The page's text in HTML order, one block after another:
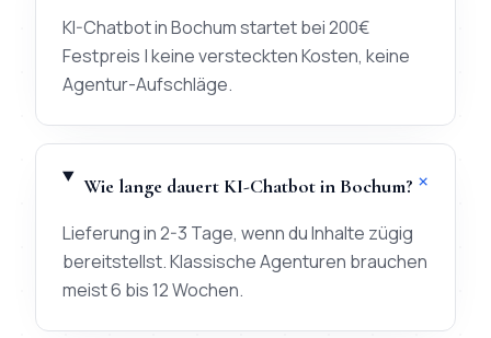
KI-Chatbot in Bochum startet bei 200€
Festpreis | keine versteckten Kosten, keine
Agentur-Aufschläge.
Wie lange dauert KI-Chatbot in Bochum?+
Lieferung in 2-3 Tage, wenn du Inhalte zügig
bereitstellst. Klassische Agenturen brauchen
meist 6 bis 12 Wochen.